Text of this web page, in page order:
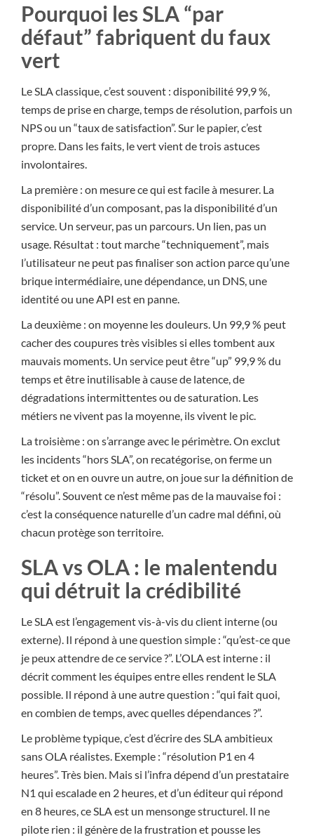
Pourquoi les SLA “par
défaut” fabriquent du faux
vert
Le SLA classique, c’est souvent : disponibilité 99,9 %,
temps de prise en charge, temps de résolution, parfois un
NPS ou un “taux de satisfaction”. Sur le papier, c’est
propre. Dans les faits, le vert vient de trois astuces
involontaires.
La première : on mesure ce qui est facile à mesurer. La
disponibilité d’un composant, pas la disponibilité d’un
service. Un serveur, pas un parcours. Un lien, pas un
usage. Résultat : tout marche “techniquement”, mais
l’utilisateur ne peut pas finaliser son action parce qu’une
brique intermédiaire, une dépendance, un DNS, une
identité ou une API est en panne.
La deuxième : on moyenne les douleurs. Un 99,9 % peut
cacher des coupures très visibles si elles tombent aux
mauvais moments. Un service peut être “up” 99,9 % du
temps et être inutilisable à cause de latence, de
dégradations intermittentes ou de saturation. Les
métiers ne vivent pas la moyenne, ils vivent le pic.
La troisième : on s’arrange avec le périmètre. On exclut
les incidents “hors SLA”, on recatégorise, on ferme un
ticket et on en ouvre un autre, on joue sur la définition de
“résolu”. Souvent ce n’est même pas de la mauvaise foi :
c’est la conséquence naturelle d’un cadre mal défini, où
chacun protège son territoire.
SLA vs OLA : le malentendu
qui détruit la crédibilité
Le SLA est l’engagement vis-à-vis du client interne (ou
externe). Il répond à une question simple : “qu’est-ce que
je peux attendre de ce service ?”. L’OLA est interne : il
décrit comment les équipes entre elles rendent le SLA
possible. Il répond à une autre question : “qui fait quoi,
en combien de temps, avec quelles dépendances ?”.
Le problème typique, c’est d’écrire des SLA ambitieux
sans OLA réalistes. Exemple : “résolution P1 en 4
heures”. Très bien. Mais si l’infra dépend d’un prestataire
N1 qui escalade en 2 heures, et d’un éditeur qui répond
en 8 heures, ce SLA est un mensonge structurel. Il ne
pilote rien : il génère de la frustration et pousse les